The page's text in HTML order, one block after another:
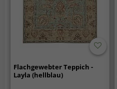
Flachgewebter Teppich -
Layla (hellblau)